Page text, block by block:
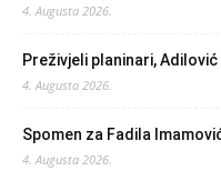
4. Augusta 2026.
Preživjeli planinari,
4. Augusta 2026.
Spomen za Fadila
4. Augusta 2026.